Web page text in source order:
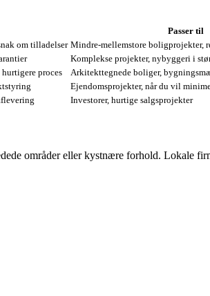
Passer til
om tilladelser Mindre‑mellemstore boligprojekter,
Komplekse projekter, nybyggeri i
proces
Arkitekttegnede boliger,
Ejendomsprojekter, når du vil
Investorer, hurtige salgsprojekter
områder eller kystnære forhold. Lokale